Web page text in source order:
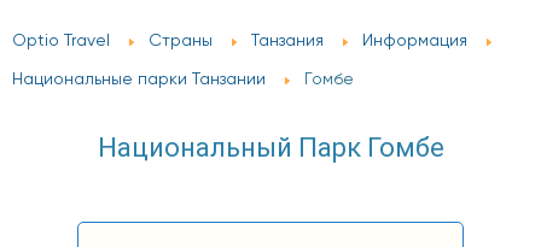
Optio Travel Страны Танзания Информация
Национальные парки Танзании Гомбе
Национальный Парк Гомбе